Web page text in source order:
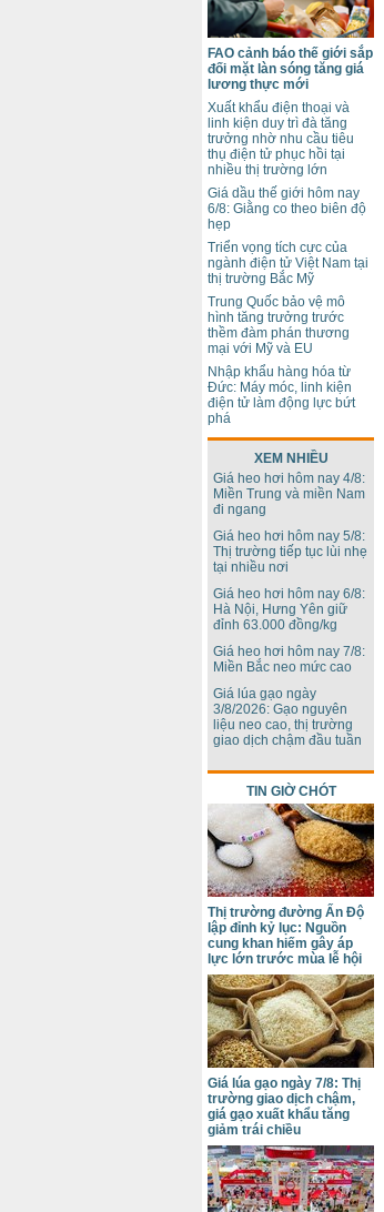
FAO cảnh báo thế giới sắp
đối mặt làn sóng tăng giá
lương thực mới
Xuất khẩu điện thoại và
linh kiện duy trì đà tăng
trưởng nhờ nhu cầu tiêu
thụ điện tử phục hồi tại
nhiều thị trường lớn
Giá dầu thế giới hôm nay
6/8: Giằng co theo biên độ
hẹp
Triển vọng tích cực của
ngành điện tử Việt Nam tại
thị trường Bắc Mỹ
Trung Quốc bảo vệ mô
hình tăng trưởng trước
thềm đàm phán thương
mại với Mỹ và EU
Nhập khẩu hàng hóa từ
Đức: Máy móc, linh kiện
điện tử làm động lực bứt
phá
XEM NHIỀU
Giá heo hơi hôm nay 4/8:
Miền Trung và miền Nam
đi ngang
Giá heo hơi hôm nay 5/8:
Thị trường tiếp tục lùi nhẹ
tại nhiều nơi
Giá heo hơi hôm nay 6/8:
Hà Nội, Hưng Yên giữ
đỉnh 63.000 đồng/kg
Giá heo hơi hôm nay 7/8:
Miền Bắc neo mức cao
Giá lúa gạo ngày
3/8/2026: Gạo nguyên
liệu neo cao, thị trường
giao dịch chậm đầu tuần
TIN GIỜ CHÓT
Thị trường đường Ấn Độ
lập đỉnh kỷ lục: Nguồn
cung khan hiếm gây áp
lực lớn trước mùa lễ hội
Giá lúa gạo ngày 7/8: Thị
trường giao dịch chậm,
giá gạo xuất khẩu tăng
giảm trái chiều